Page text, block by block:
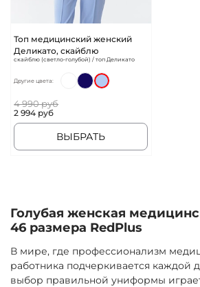
Топ медицинский женский
Деликато, скайблю
скайблю (светло-голубой) / топ Деликато
Другие цвета:
4 990 руб
2 994 руб
ВЫБРАТЬ
Голубая женская
46 размера RedPlus
В мире, где профессионализм
работника подчеркивается каждой
выбор правильной униформы